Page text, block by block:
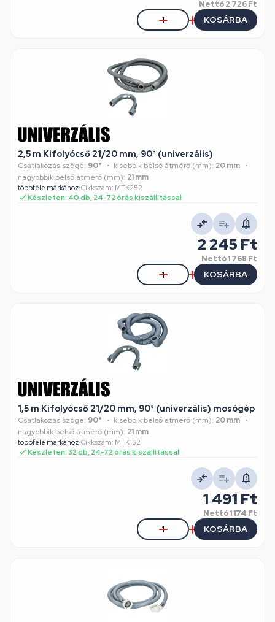
Nettó2 726 Ft
KOSÁRBA
2,5 m Kifolyócső 21/20 mm, 90° (univerzális)
Csatlakozás szöge: 90° kisebbik belső átmérő (mm): 20 mm
nagyobbik belső átmérő (mm): 21 mm
többféle márkához•Cikkszám: MTK252
Készleten: 40 db, 24-72 órás kiszállítással
2 245 Ft
Nettó1 768 Ft
KOSÁRBA
1,5 m Kifolyócső 21/20 mm, 90° (univerzális) mosógép
Csatlakozás szöge: 90° kisebbik belső átmérő (mm): 20 mm
nagyobbik belső átmérő (mm): 21 mm
többféle márkához•Cikkszám: MTK152
Készleten: 32 db, 24-72 órás kiszállítással
1 491 Ft
Nettó1 174 Ft
KOSÁRBA